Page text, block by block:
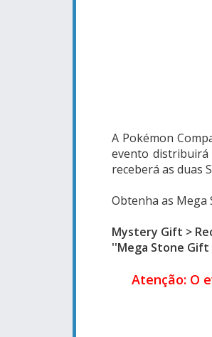
A Pokémon
evento
receberá as duas
Obtenha as Mega
Mystery Gift >
''Mega Stone Gift
Atenção: O